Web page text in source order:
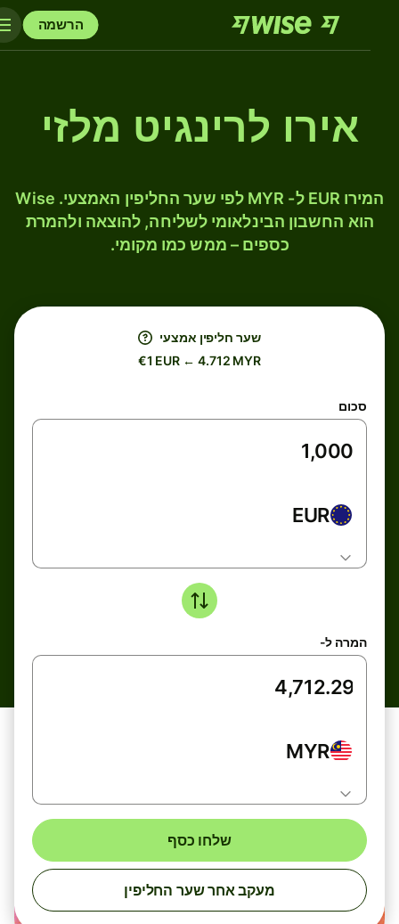
הרשמה
אירו לרינגיט מלזי
המירו EUR ל- MYR לפי שער החליפין האמצעי. Wise
הוא החשבון הבינלאומי לשליחה, להוצאה ולהמרת
כספים – ממש כמו מקומי.
שער חליפין אמצעי
€1 EUR ← 4.712 MYR
סכום
EUR
המרה ל-
MYR
שלחו כסף
מעקב אחר שער החליפין